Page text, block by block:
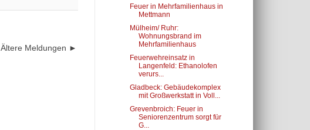
Ältere Meldungen ►
Feuer in Mehrfamilienhaus in
Mettmann
Mülheim/ Ruhr:
Wohnungsbrand im
Mehrfamilienhaus
Feuerwehreinsatz in
Langenfeld: Ethanolofen
verurs...
Gladbeck: Gebäudekomplex
mit Großwerkstatt in Voll...
Grevenbroich: Feuer in
Seniorenzentrum sorgt für
G...